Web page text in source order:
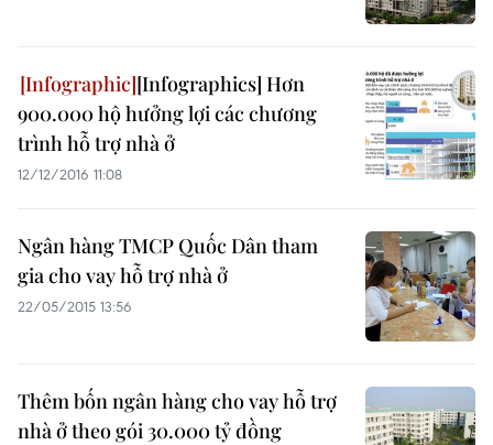
[Infographics] Hơn
900.000 hộ hưởng lợi các chương
trình hỗ trợ nhà ở
12/12/2016 11:08
Ngân hàng TMCP Quốc Dân tham
gia cho vay hỗ trợ nhà ở
22/05/2015 13:56
Thêm bốn ngân hàng cho vay hỗ trợ
nhà ở theo gói 30.000 tỷ đồng